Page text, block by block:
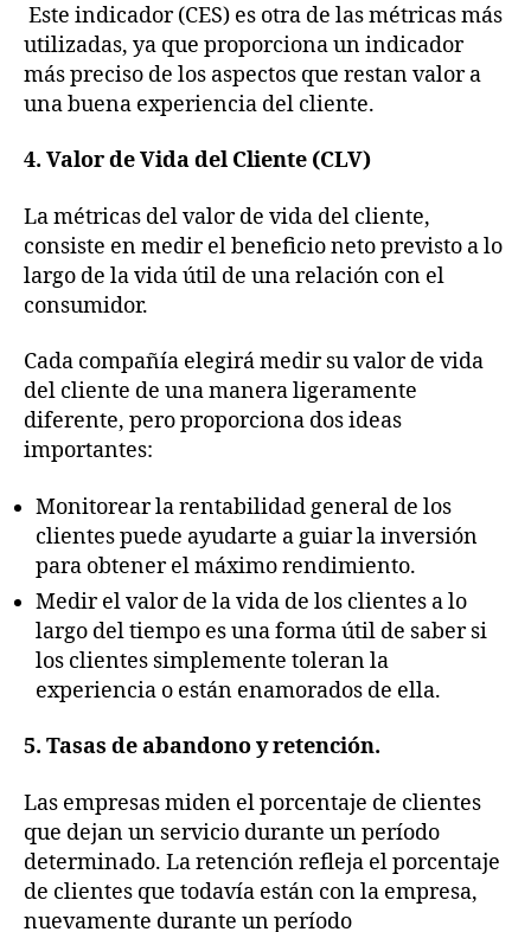
Este indicador (CES) es otra de las métricas más
utilizadas, ya que proporciona un indicador
más preciso de los aspectos que restan valor a
una buena experiencia del cliente.
4. Valor de Vida del Cliente (CLV)
La métricas del valor de vida del cliente,
consiste en medir el beneficio neto previsto a lo
largo de la vida útil de una relación con el
consumidor.
Cada compañía elegirá medir su valor de vida
del cliente de una manera ligeramente
diferente, pero proporciona dos ideas
importantes:
Monitorear la rentabilidad general de los
clientes puede ayudarte a guiar la inversión
para obtener el máximo rendimiento.
Medir el valor de la vida de los clientes a lo
largo del tiempo es una forma útil de saber si
los clientes simplemente toleran la
experiencia o están enamorados de ella.
5. Tasas de abandono y retención.
Las empresas miden el porcentaje de clientes
que dejan un servicio durante un período
determinado. La retención refleja el porcentaje
de clientes que todavía están con la empresa,
nuevamente durante un período